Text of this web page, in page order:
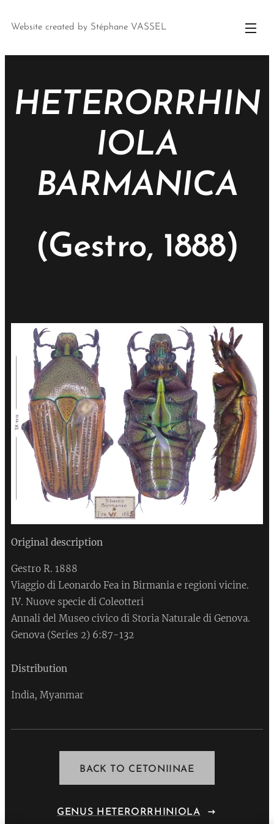
Website created by Stéphane VASSEL
HETERORRHIN
IOLA
BARMANICA
(Gestro, 1888)
Original description
Gestro R. 1888
Viaggio di Leonardo Fea in Birmania e regioni vicine.
IV. Nuove specie di Coleotteri
Annali del Museo civico di Storia Naturale di Genova.
Genova (Series 2) 6:87-132
Distribution
India, Myanmar
BACK TO CETONIINAE
GENUS HETERORRHINIOLA